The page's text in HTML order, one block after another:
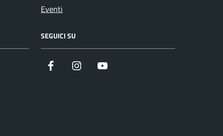
Eventi
SEGUICI SU
Facebook Instagram